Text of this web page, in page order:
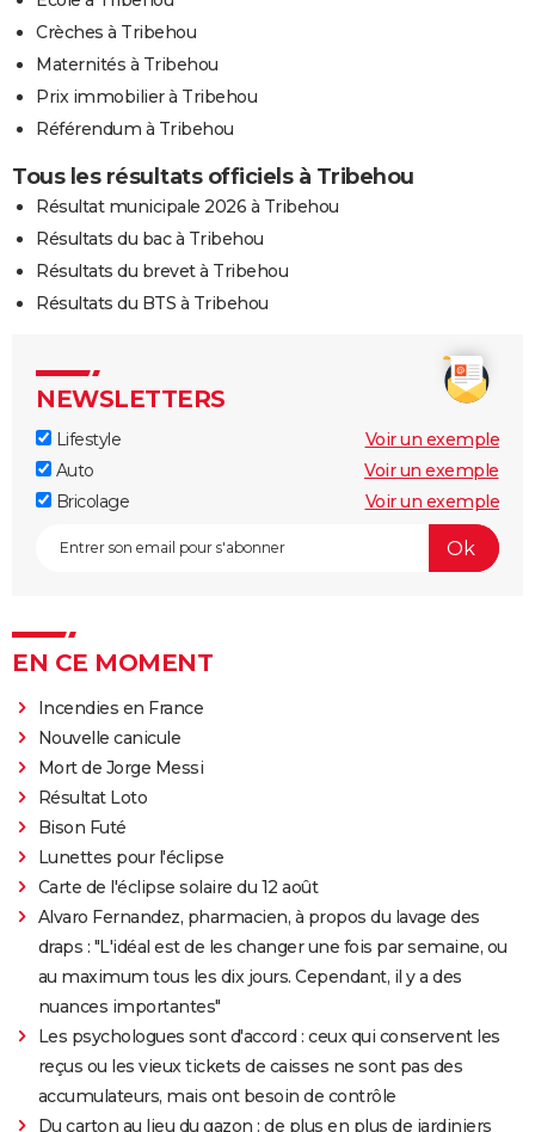
Crèches à Tribehou
Maternités à Tribehou
Prix immobilier à Tribehou
Référendum à Tribehou
Tous les résultats officiels à Tribehou
Résultat municipale 2026 à Tribehou
Résultats du bac à Tribehou
Résultats du brevet à Tribehou
Résultats du BTS à Tribehou
NEWSLETTERS
Lifestyle
Voir un exemple
Auto
Voir un exemple
Bricolage
Voir un exemple
EN CE MOMENT
Incendies en France
Nouvelle canicule
Mort de Jorge Messi
Résultat Loto
Bison Futé
Lunettes pour l'éclipse
Carte de l'éclipse solaire du 12 août
Alvaro Fernandez, pharmacien, à propos du lavage des
draps : "L'idéal est de les changer une fois par semaine, ou
au maximum tous les dix jours. Cependant, il y a des
nuances importantes"
Les psychologues sont d'accord : ceux qui conservent les
reçus ou les vieux tickets de caisses ne sont pas des
accumulateurs, mais ont besoin de contrôle
Du carton au lieu du gazon : de plus en plus de jardiniers